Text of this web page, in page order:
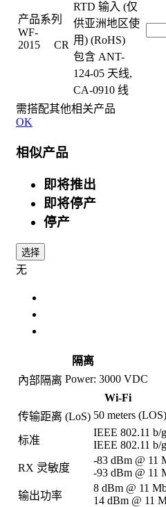
产品系列
WF-
2015 CR
RTD 输入 (仅
供亚洲地区使
用) (RoHS)
包含 ANT-
124-05 天线,
CA-0910 线
需搭配其他相关产品
OK
相似产品
即将推出
即将停产
停产
选择
无
隔离
內部隔离 Power: 3000 VDC
Wi-Fi
传输距离 (LoS) 50 meters (LOS)
标准
IEEE 802.11 b/
IEEE 802.11 b/
RX 灵敏度
-83 dBm @ 11
-93 dBm @ 11
输出功率
8 dBm @ 11
14 dBm @ 11